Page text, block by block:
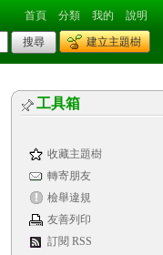
首頁 分類 我的 說明
建立主題樹
工具箱
收藏主題樹
轉寄朋友
檢舉違規
友善列印
訂閱 RSS